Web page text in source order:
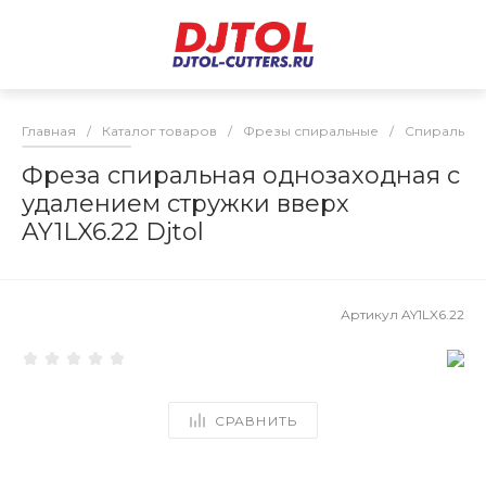
Главная / Каталог товаров / Фрезы спиральные /
Фреза спиральная однозаходная с
удалением стружки вверх
AY1LX6.22 Djtol
Артикул AY1LX6.22
СРАВНИТЬ